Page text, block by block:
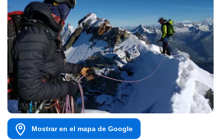
Mostrar en el mapa de Google